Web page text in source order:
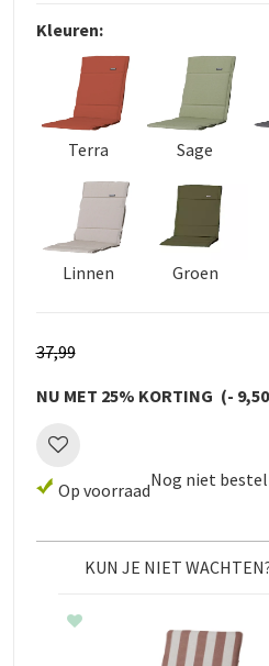
Kleuren:
Terra Sage
Linnen Groen
37,99
NU MET 25% KORTING - 9,50
Op voorraadNog niet
KUN JE NIET